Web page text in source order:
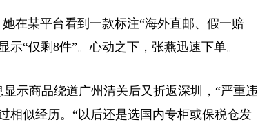
在某平台看到一款标注“海外直邮、假一赔
“仅剩8件”。心动之下，张燕迅速下单。
示商品绕道广州清关后又折返深圳，“严重违
相似经历。“以后还是选国内专柜或保税仓发